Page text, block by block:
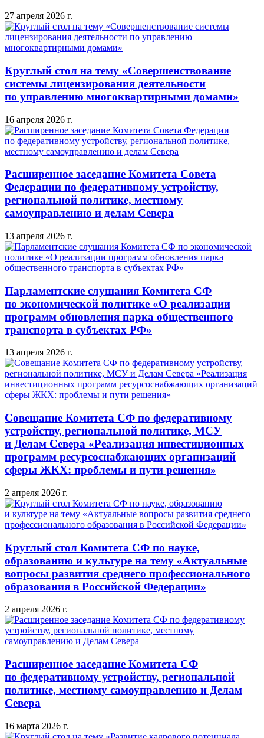
27 апреля 2026 г.
Круглый стол на тему «Совершенствование
системы лицензирования деятельности
по управлению многоквартирными домами»
16 апреля 2026 г.
Расширенное заседание Комитета Совета
Федерации по федеративному устройству,
региональной политике, местному
самоуправлению и делам Севера
13 апреля 2026 г.
Парламентские слушания Комитета СФ
по экономической политике «О реализации
программ обновления парка общественного
транспорта в субъектах РФ»
13 апреля 2026 г.
Совещание Комитета СФ по федеративному
устройству, региональной политике, МСУ
и Делам Севера «Реализация инвестиционных
программ ресурсоснабжающих организаций
сферы ЖКХ: проблемы и пути решения»
2 апреля 2026 г.
Круглый стол Комитета СФ по науке,
образованию и культуре на тему «Актуальные
вопросы развития среднего профессионального
образования в Российской Федерации»
2 апреля 2026 г.
Расширенное заседание Комитета СФ
по федеративному устройству, региональной
политике, местному самоуправлению и Делам
Севера
16 марта 2026 г.